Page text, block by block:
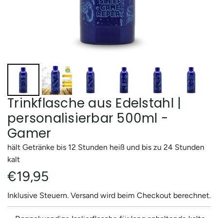
Trinkflasche aus Edelstahl |
personalisierbar 500ml -
Gamer
hält Getränke bis 12 Stunden heiß und bis zu 24 Stunden
kalt
Regulärer
Preis
€19,95
Inklusive Steuern. Versand wird beim Checkout berechnet.